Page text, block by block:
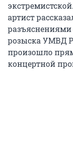
артист
разъяснениями
розыска УМВД
произошло
концертной